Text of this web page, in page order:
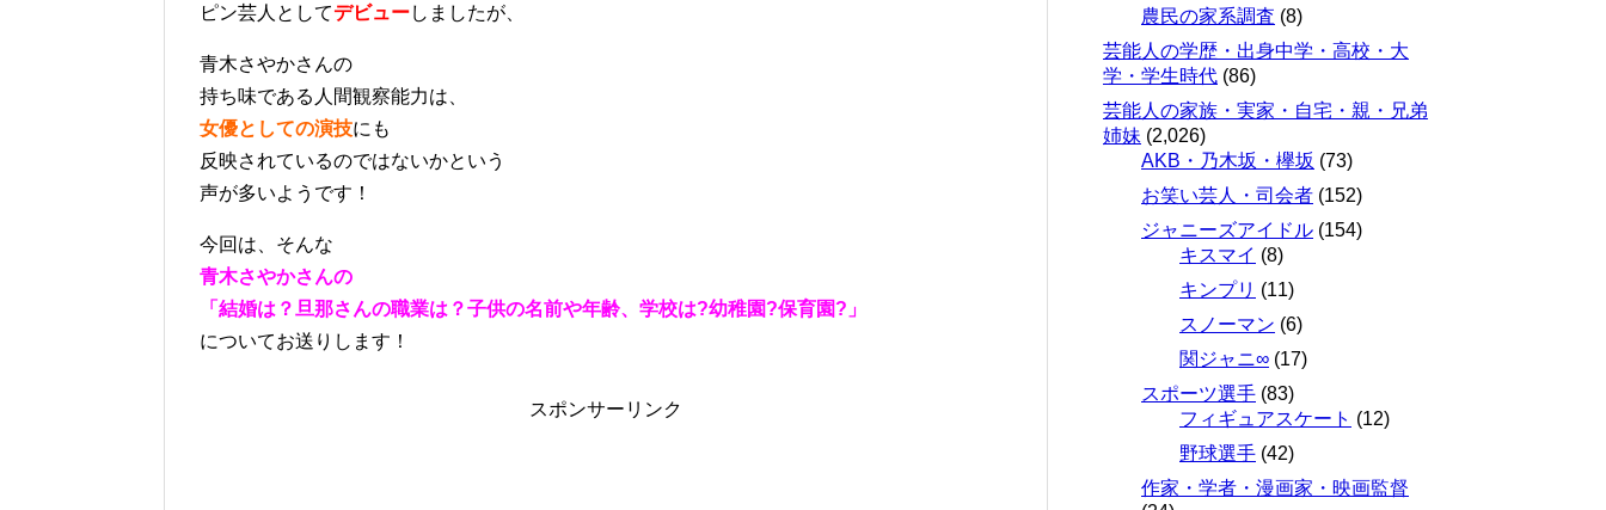
ピン芸人としてデビューしましたが、
青木さやかさんの
持ち味である人間観察能力は、
女優としての演技にも
反映されているのではないかという
声が多いようです！
今回は、そんな
青木さやかさんの
「結婚は？旦那さんの職業は？子供の名前や年齢、学校は?幼稚園?保育園?」
についてお送りします！
スポンサーリンク
農民の家系調査 (8)
芸能人の学歴・出身中学・高校・大
学・学生時代 (86)
芸能人の家族・実家・自宅・親・兄弟
姉妹 (2,026)
AKB・乃木坂・欅坂 (73)
お笑い芸人・司会者 (152)
ジャニーズアイドル (154)
キスマイ (8)
キンプリ (11)
スノーマン (6)
関ジャニ∞ (17)
スポーツ選手 (83)
フィギュアスケート (12)
野球選手 (42)
作家・学者・漫画家・映画監督